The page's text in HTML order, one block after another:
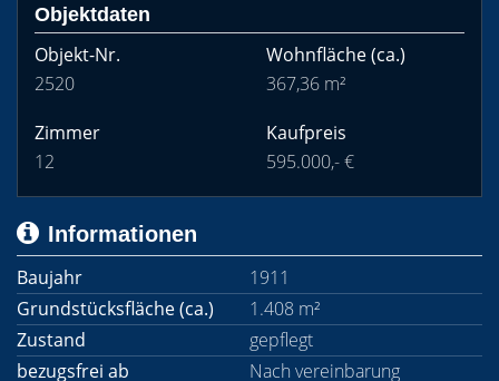
Objektdaten
Objekt-Nr.
2520
Wohnfläche(ca.)
367,36 m²
Zimmer
12
Kaufpreis
595.000,- €
Informationen
Baujahr
1911
Grundstücksfläche (ca.)
1.408 m²
Zustand
gepflegt
bezugsfrei ab
Nach vereinbarung